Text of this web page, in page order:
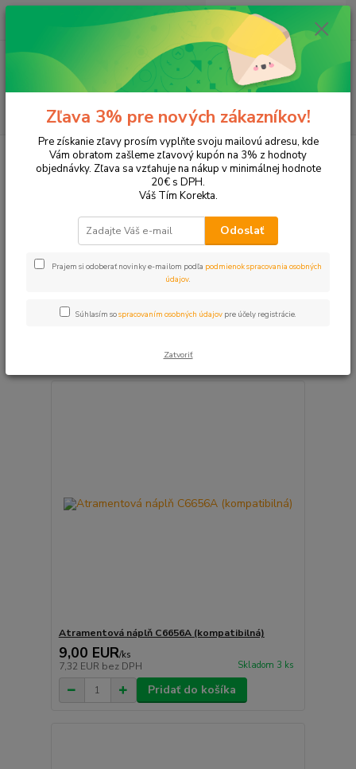
Hľadať
ks
za 0,00 EUR
Tonery a náplne do tlačiarní Hewlett Packard
HP OfficeJet
OfficeJet 4255
OfficeJet 4255
Upresniť parametre
strana
Atramentová náplň C6656A (kompatibilná)
9,00 EUR/ks
7,32 EUR bez DPH Skladom 3 ks
Pridať do košíka
Zľava 3% pre nových zákazníkov!
Pre získanie zľavy prosím vyplňte svoju mailovú adresu, kde
Vám obratom zašleme zľavový kupón na 3% z hodnoty
objednávky. Zľava sa vzťahuje na nákup v minimálnej hodnote
20€ s DPH.
Váš Tím Korekta.
Odoslať
Prajem si odoberať novinky e-mailom podľa podmienok spracovania osobných
údajov.
Súhlasím sospracovaním osobných údajov pre účely registrácie.
Zatvoriť